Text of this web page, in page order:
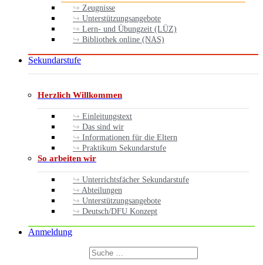
Zeugnisse
Unterstützungsangebote
Lern- und Übungzeit (LÜZ)
Bibliothek online (NAS)
Sekundarstufe
Herzlich Willkommen
Einleitungstext
Das sind wir
Informationen für die Eltern
Praktikum Sekundarstufe
So arbeiten wir
Unterrichtsfächer Sekundarstufe
Abteilungen
Unterstützungsangebote
Deutsch/DFU Konzept
Anmeldung
Suchen
nach: